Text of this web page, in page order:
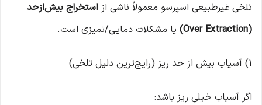
تلخی غیرطبیعی اسپرسو معمولاً ناشی از استخراج بیش‌ازحد
(Over Extraction)
یا مشکلات دمایی/تمیزی است.
1) آسیاب بیش از حد ریز (رایج‌ترین دلیل تلخی)
اگر آسیاب خیلی ریز باشد: